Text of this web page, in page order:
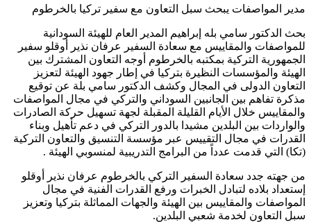
مدير المواصفات يبحث سبل التعاون مع سفير تركيا بالخرطوم
بحث الدكتور سامي بله إبراهيم المدير العام للهيئة السودانية
للمواصفات والمقاييس مع سعادة السفير عرفان نذير أوقلو سفير
الجمهورية التركية بمكتبه بالخرطوم أوجه التعاون المشترك بين
الهيئة والمؤسسات النظيرة بتركيا في إطار جهود الهيئة لتعزيز
التعاون الدولى في المجال وكشف الدكتور سامي بلة عن توقيع
مذكرة تفاهم بين الجانبين السوداني والتركي في مجال المواصفات
والمقاييس خلال الأيام القليلة المقبلة لجهة تسهيل حركة الصادرات
والواردات بين البلدين مشيدا بالدور التركي في دعم تأهيل وبناء
القدرات في مجال التقييس عبر مؤسسة التنسيق والتعاون التركية
(تكا) التي قدمت عدداً من البرامج التدريبية لمنسوبي الهيئة .
من جهته جدد سعادة السفير التركي بالخرطوم عرفان نذير أوقلو
إستعداد بلاده لتبادل الخبرات ورفع القدرات الفنية في مجال
المواصفات والمقاييس بين الهيئة والجهات المماثلة بتركيا وتعزيز
سبل التعاون لخدمة شعبي البلدين.